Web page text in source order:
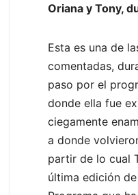
Oriana y Tony,
Esta es una de
comentadas,
paso por el
donde ella fue
ciegamente
a donde
partir de lo cual
última edición de